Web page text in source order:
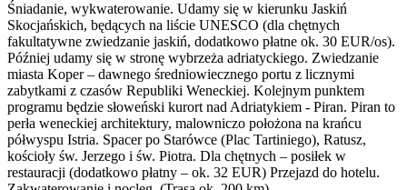
Śniadanie, wykwaterowanie. Udamy się w kierunku Jaskiń
Skocjańskich, będących na liście UNESCO (dla chętnych
fakultatywne zwiedzanie jaskiń, dodatkowo płatne ok. 30 EUR/os).
Później udamy się w stronę wybrzeża adriatyckiego. Zwiedzanie
miasta Koper – dawnego średniowiecznego portu z licznymi
zabytkami z czasów Republiki Weneckiej. Kolejnym punktem
programu będzie słoweński kurort nad Adriatykiem - Piran. Piran to
perła weneckiej architektury, malowniczo położona na krańcu
półwyspu Istria. Spacer po Starówce (Plac Tartiniego), Ratusz,
kościoły św. Jerzego i św. Piotra. Dla chętnych – posiłek w
restauracji (dodatkowo płatny – ok. 32 EUR) Przejazd do hotelu.